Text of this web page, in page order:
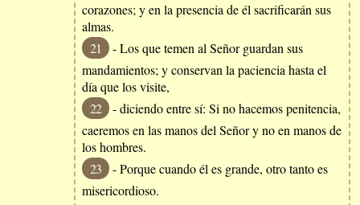
corazones; y en la presencia de él sacrificarán sus
almas.
21
- Los que temen al Señor guardan sus
mandamientos; y conservan la paciencia hasta el
día que los visite,
22
- diciendo entre sí: Si no hacemos penitencia,
caeremos en las manos del Señor y no en manos de
los hombres.
23
- Porque cuando él es grande, otro tanto es
misericordioso.